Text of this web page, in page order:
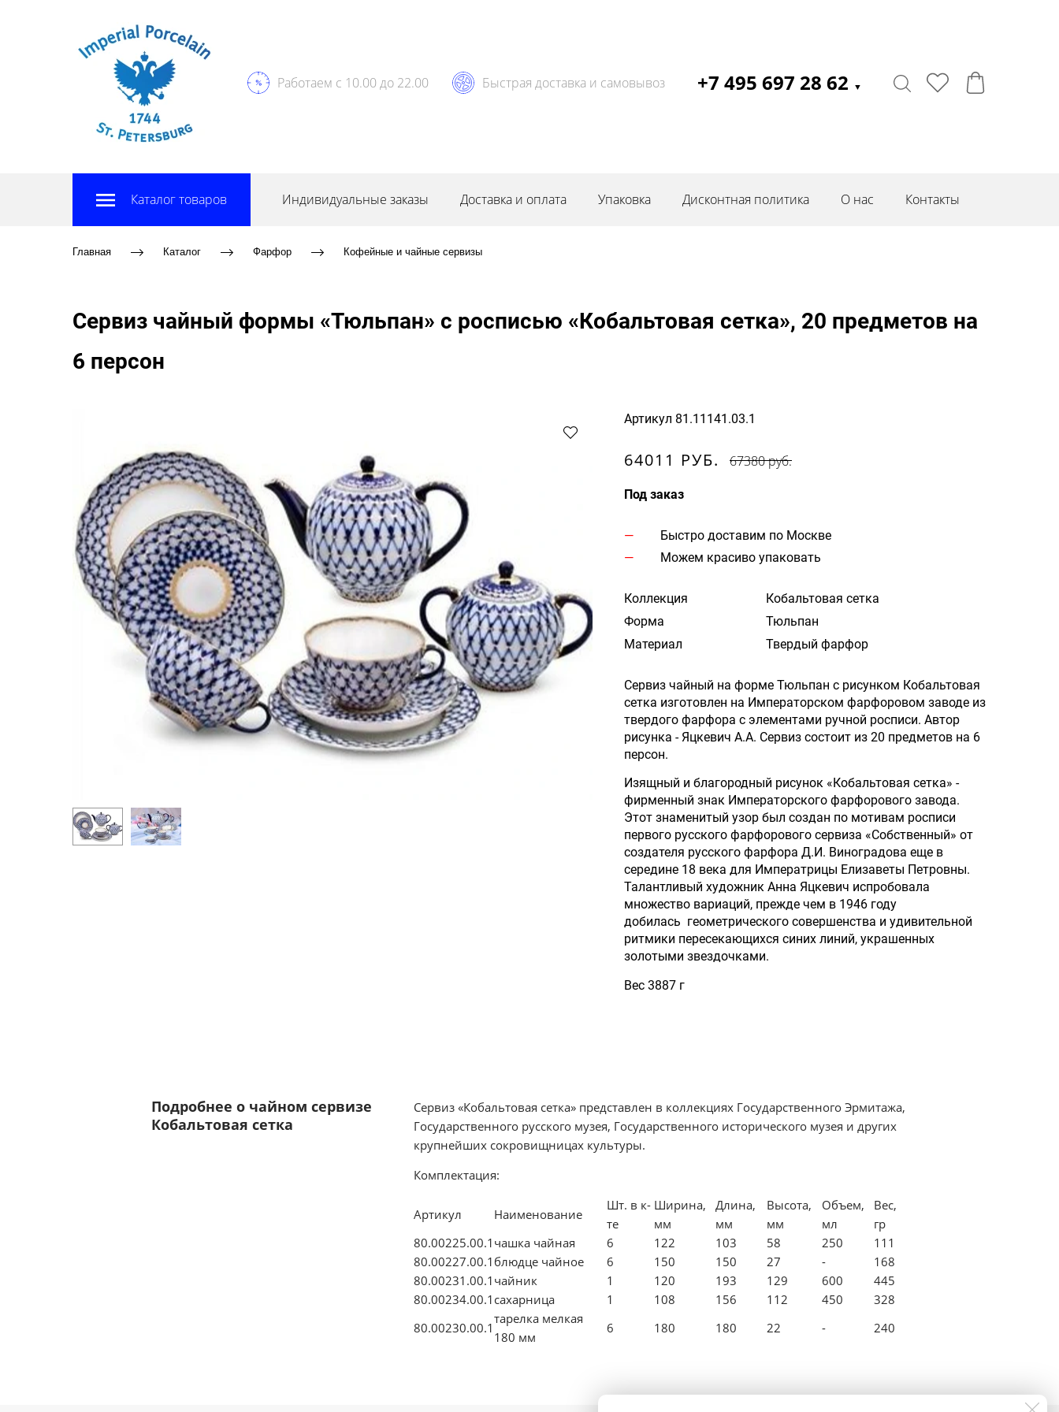
Работаем с 10.00 до 22.00 Быстрая доставка и самовывоз +7 495 697 28 62 ▼
Каталог товаров Индивидуальные заказы Доставка и оплата Упаковка Дисконтная политика О нас Контакты
Главная Каталог Фарфор Кофейные и чайные сервизы
Сервиз чайный формы «Тюльпан» с росписью «Кобальтовая сетка», 20 предметов на
6 персон
Артикул 81.11141.03.1
64011 РУБ. 67380 руб.
Под заказ
Быстро доставим по Москве
Можем красиво упаковать
Коллекция
Кобальтовая сетка
Форма
Тюльпан
Материал
Твердый фарфор
Сервиз чайный на форме Тюльпан с рисунком Кобальтовая
сетка изготовлен на Императорском фарфоровом заводе из
твердого фарфора с элементами ручной росписи. Автор
рисунка - Яцкевич А.А. Сервиз состоит из 20 предметов на 6
персон.
Изящный и благородный рисунок «Кобальтовая сетка» -
фирменный знак Императорского фарфорового завода.
Этот знаменитый узор был создан по мотивам росписи
первого русского фарфорового сервиза «Собственный» от
создателя русского фарфора Д.И. Виноградова еще в
середине 18 века для Императрицы Елизаветы Петровны.
Талантливый художник Анна Яцкевич испробовала
множество вариаций, прежде чем в 1946 году
добилась геометрического совершенства и удивительной
ритмики пересекающихся синих линий, украшенных
золотыми звездочками.
Вес 3887 г
Подробнее о чайном сервизе
Кобальтовая сетка
Сервиз «Кобальтовая сетка» представлен в коллекциях Государственного Эрмитажа,
Государственного русского музея, Государственного исторического музея и других
крупнейших сокровищницах культуры.
Комплектация:
Артикул Наименование
Шт. в к-
те
Ширина,
мм
Длина,
мм
Высота,
мм
Объем,
мл
Вес,
гр
80.00225.00.1 чашка чайная 6 122 103 58 250
111
80.00227.00.1блюдце чайное 6 150 150 27 -
168
80.00231.00.1 чайник 1 120 193 129 600
445
80.00234.00.1 сахарница 1 108 156 112 450
328
80.00230.00.1
тарелка мелкая
180 мм
6 180 180 22 - 240